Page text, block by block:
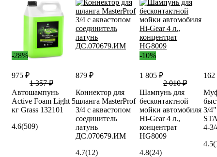
-28%
975 ₽
1 357 ₽
Автошампунь
Active Foam Light 5
кг Grass 132101
4.6(509)
879 ₽
Коннектор для
шланга MasterProf
3/4 с аквастопом
соединитель
латунь
ДС.070679.ИМ
4.7(12)
-10%
1 805 ₽
2 010 ₽
Шампунь для
бесконтактной
мойки автомобиля
Hi-Gear 4 л.,
концентрат
HG8009
4.8(24)
162
3/
4-3/
4.5